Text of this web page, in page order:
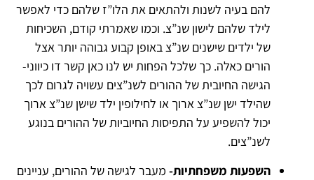
להם בעיה לשנות ולהתאים את הלו”ז שלהם כדי לאפשר
לילד שלהם לישון שנ”צ. וכמו שאמרתי קודם, השכיחות
של ילדים שישנים שנ”צ באופן קבוע גבוהה יותר אצל
הורים כאלה. כך שלכל הפחות יש לנו כאן קשר דו כיווני-
הגישה החיובית של ההורים לשנ”צים עשויה לגרום לכך
שהילד ישן שנ”צ ארוך או לחילופין ילד שישן שנ”צ ארוך
יכול להשפיע על התפיסות החיוביות של ההורים בנוגע
לשנ”צים.
השפעות משפחתיות- מעבר לגישה של ההורים, עניינים